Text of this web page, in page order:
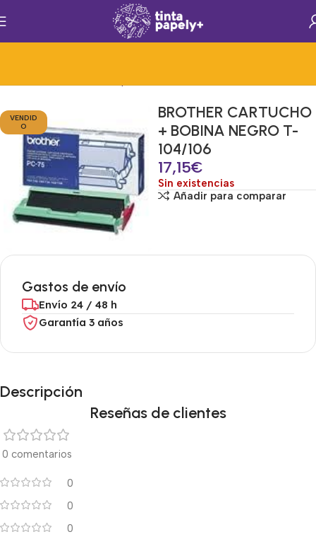
VENDID
O
BROTHER CARTUCHO
+ BOBINA NEGRO T-
104/106
17,15€
Sin existencias
Añadir para comparar
Gastos de envío
Envío 24 / 48 h
Garantía 3 años
Descripción
Reseñas de clientes
0 comentarios
0
0
0